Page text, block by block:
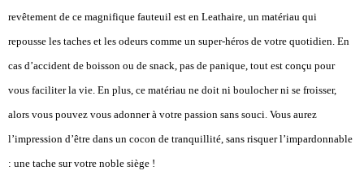
revêtement de ce magnifique fauteuil est en Leathaire, un matériau qui
repousse les taches et les odeurs comme un super-héros de votre quotidien. En
cas d’accident de boisson ou de snack, pas de panique, tout est conçu pour
vous faciliter la vie. En plus, ce matériau ne doit ni boulocher ni se froisser,
alors vous pouvez vous adonner à votre passion sans souci. Vous aurez
l’impression d’être dans un cocon de tranquillité, sans risquer l’impardonnable
: une tache sur votre noble siège !